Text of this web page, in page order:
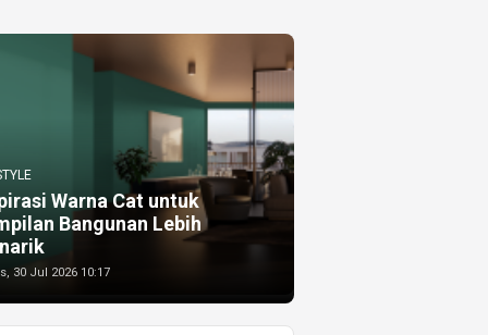
Warna Cat untuk
Bangunan Lebih
30 Jul 2026 10:17